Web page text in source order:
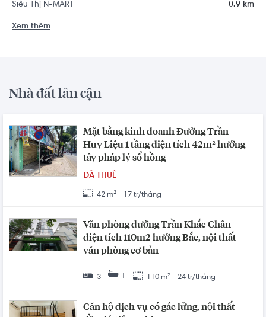
Siêu Thị N-MART 0.9 km
Xem thêm
Nhà đất lân cận
Mặt bằng kinh doanh Đường Trần
Huy Liệu 1 tầng diện tích 42m² hướng
tây pháp lý sổ hồng
ĐÃ THUÊ
42 m² 17 tr/tháng
Văn phòng đường Trần Khắc Chân
diện tích 110m2 hướng Bắc, nội thất
văn phòng cơ bản
3 1 110 m² 24 tr/tháng
Căn hộ dịch vụ có gác lửng, nội thất